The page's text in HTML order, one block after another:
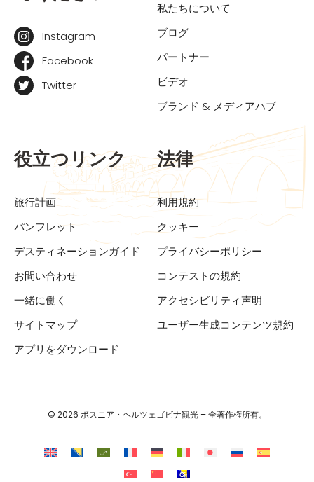
Instagram
Facebook
Twitter
私たちについて
ブログ
パートナー
ビデオ
ブランド & メディアハブ
役立つリンク
旅行計画
パンフレット
デスティネーションガイド
お問い合わせ
一緒に働く
サイトマップ
アプリをダウンロード
法律
利用規約
クッキー
プライバシーポリシー
コンテストの規約
アクセシビリティ声明
ユーザー生成コンテンツ規約
© 2026 ボスニア・ヘルツェゴビナ観光 – 全著作権所有。